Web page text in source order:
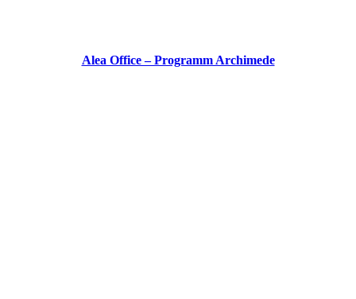
Alea Office – Programm Archimede